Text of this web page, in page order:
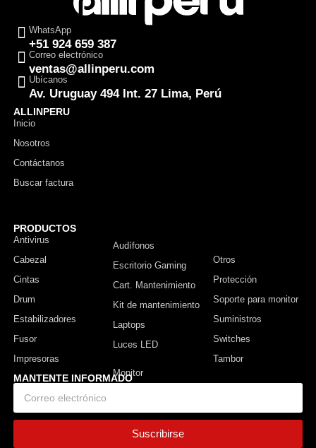
WhatsApp
+51 924 659 387
Correo electrónico
ventas@allinperu.com
Ubícanos
Av. Uruguay 494 Int. 27 Lima, Perú
ALLINPERU
Inicio
Nosotros
Contáctanos
Buscar factura
PRODUCTOS
Antivirus
Cabezal
Cintas
Drum
Estabilizadores
Fusor
Impresoras
Audífonos
Escritorio Gaming
Cart. Mantenimiento
Kit de mantenimiento
Laptops
Luces LED
Otros
Protección
Soporte para monitor
Suministros
Switches
Tambor
MANTENTE INFORMADO
Suscribirse